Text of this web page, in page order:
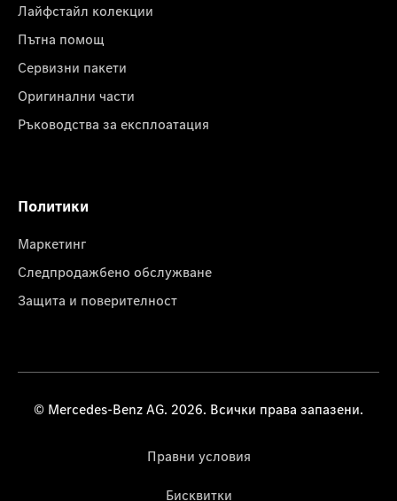
Лайфстайл колекции
Пътна помощ
Сервизни пакети
Оригинални части
Ръководства за експлоатация
Политики
Маркетинг
Следпродажбено обслужване
Защита и поверителност
© Mercedes-Benz AG. 2026. Всички права запазени.
Правни условия
Бисквитки